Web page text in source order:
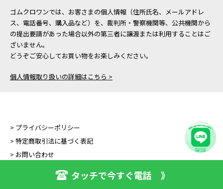
ゴムクロワンでは、お客さまの個人情報（住所氏名、メールアドレ
ス、電話番号、購入品など）を、裁判所・警察機関等、公共機関から
の提出要請があった場合以外の第三者に譲渡または利用することはご
ざいません。
どうぞご安心してお買い物をお楽しみください。
個人情報取り扱いの詳細はこちら >
タッチで今すぐ電話 》
> プライバシーポリシー
> 特定商取引法に基づく表記
> お問い合わせ
Copyright (C) GOMUKURO ONE All Right Reserved.